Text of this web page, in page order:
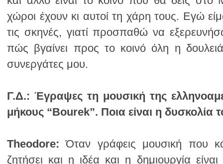
συνεργάτες μου.
Γ.Δ.:
μήκους “Bourek”. Ποια είναι η δυσκολία
Theodore: